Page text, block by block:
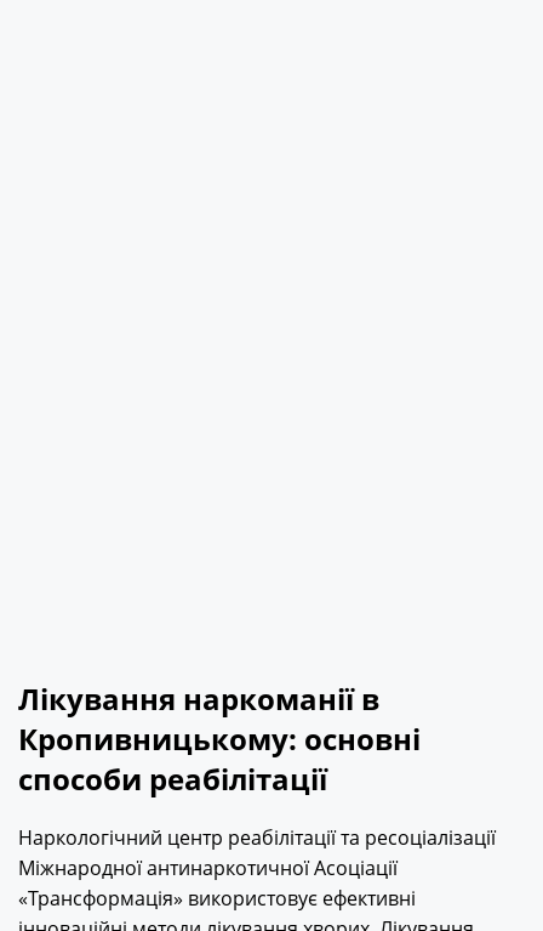
Лікування наркоманії в
Кропивницькому: основні
способи реабілітації
Наркологічний центр реабілітації та ресоціалізації
Міжнародної антинаркотичної Асоціації
«Трансформація» використовує ефективні